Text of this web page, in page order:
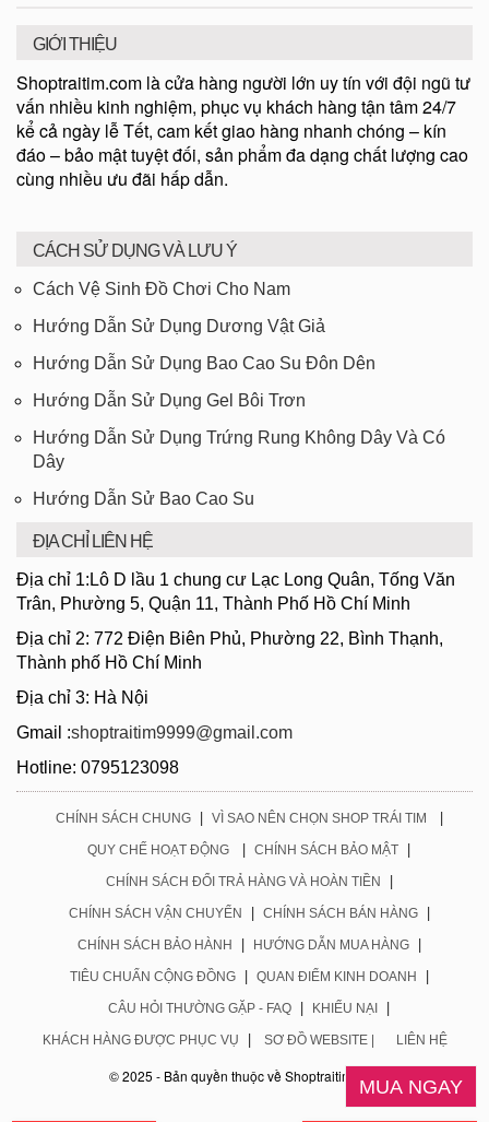
MUA NGAY
GIỚI THIỆU
Shoptraitim.com là cửa hàng người lớn uy tín với đội ngũ tư
vấn nhiều kinh nghiệm, phục vụ khách hàng tận tâm 24/7
kể cả ngày lễ Tết, cam kết giao hàng nhanh chóng – kín
đáo – bảo mật tuyệt đối, sản phẩm đa dạng chất lượng cao
cùng nhiều ưu đãi hấp dẫn.
CÁCH SỬ DỤNG VÀ LƯU Ý
Cách Vệ Sinh Đồ Chơi Cho Nam
Hướng Dẫn Sử Dụng Dương Vật Giả
Hướng Dẫn Sử Dụng Bao Cao Su Đôn Dên
Hướng Dẫn Sử Dụng Gel Bôi Trơn
Hướng Dẫn Sử Dụng Trứng Rung Không Dây Và Có
Dây
Hướng Dẫn Sử Bao Cao Su
ĐỊA CHỈ LIÊN HỆ
Địa chỉ 1:Lô D lầu 1 chung cư Lạc Long Quân, Tống Văn
Trân, Phường 5, Quận 11, Thành Phố Hồ Chí Minh
Địa chỉ 2: 772 Điện Biên Phủ, Phường 22, Bình Thạnh,
Thành phố Hồ Chí Minh
Địa chỉ 3: Hà Nội
Gmail :shoptraitim9999@gmail.com
Hotline: 0795123098
CHÍNH SÁCH CHUNG | VÌ SAO NÊN CHỌN SHOP TRÁI TIM |
QUY CHẾ HOẠT ĐỘNG | CHÍNH SÁCH BẢO MẬT |
CHÍNH SÁCH ĐỔI TRẢ HÀNG VÀ HOÀN TIỀN |
CHÍNH SÁCH VẬN CHUYỂN | CHÍNH SÁCH BÁN HÀNG |
CHÍNH SÁCH BẢO HÀNH | HƯỚNG DẪN MUA HÀNG |
TIÊU CHUẨN CỘNG ĐỒNG | QUAN ĐIỂM KINH DOANH |
CÂU HỎI THƯỜNG GẶP - FAQ | KHIẾU NẠI |
KHÁCH HÀNG ĐƯỢC PHỤC VỤ | SƠ ĐỒ WEBSITE | LIÊN HỆ
© 2025 - Bản quyền thuộc về Shoptraitim.com